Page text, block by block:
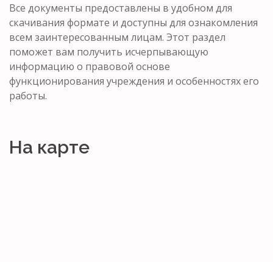
Все документы предоставлены в удобном для
скачивания формате и доступны для ознакомления
всем заинтересованным лицам. Этот раздел
поможет вам получить исчерпывающую
информацию о правовой основе
функционирования учреждения и особенностях его
работы.
На карте